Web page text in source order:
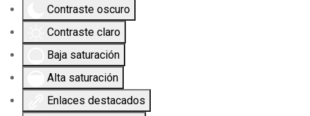
Contraste oscuro
Contraste claro
Baja saturación
Alta saturación
Enlaces destacados